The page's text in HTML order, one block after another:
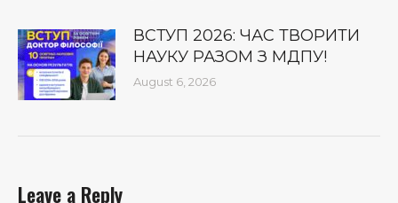
ВСТУП 2026: ЧАС ТВОРИТИ
НАУКУ РАЗОМ З МДПУ!
August 6, 2026
Leave a Reply